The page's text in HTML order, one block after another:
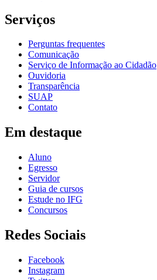
Serviços
Perguntas frequentes
Comunicação
Serviço de Informação ao Cidadão
Ouvidoria
Transparência
SUAP
Contato
Em destaque
Aluno
Egresso
Servidor
Guia de cursos
Estude no IFG
Concursos
Redes Sociais
Facebook
Instagram